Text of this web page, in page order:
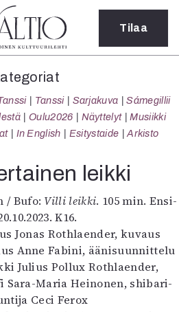
Teatteri
Tanssi
Sarjakuva
Oulu2026
Näyttelyt
Musiikki
Levyt
Tilaa
Tanssi Sarjakuva
Sámegillii
Oulu2026 Näyttelyt
Musiikki
In English Esitystaide Arkisto
leikki
/ Bufo: Villi leikki. 105 min. Ensi-
K16.
Jonas Rothlaender, kuvaus
Anne Fabini, äänisuunnittelu
Julius Pollux Rothlaender,
Sara-Maria Heinonen, shibari-
Ceci Ferox